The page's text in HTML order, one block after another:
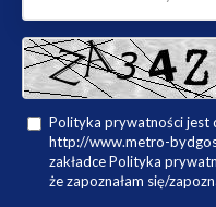
Polityka prywatności jest
http://www.metro-
zakładce Polityka
że zapoznałam się/